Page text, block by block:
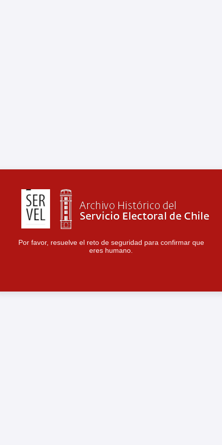
Por favor, resuelve el reto de seguridad para confirmar que
eres humano.